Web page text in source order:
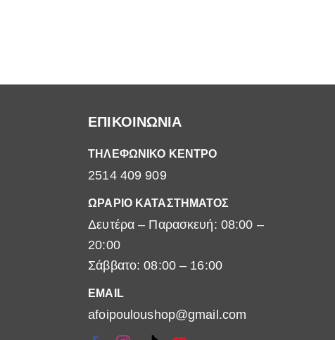
ΕΠΙΚΟΙΝΩΝΙΑ
ΤΗΛΕΦΩΝΙΚΟ ΚΕΝΤΡΟ
2514 409 909
ΩΡΑΡΙΟ ΚΑΤΑΣΤΗΜΑΤΟΣ
Δευτέρα – Παρασκευή: 08:00 –
20:00
Σάββατο: 08:00 – 16:00
EMAIL
afoipouloushop@gmail.com